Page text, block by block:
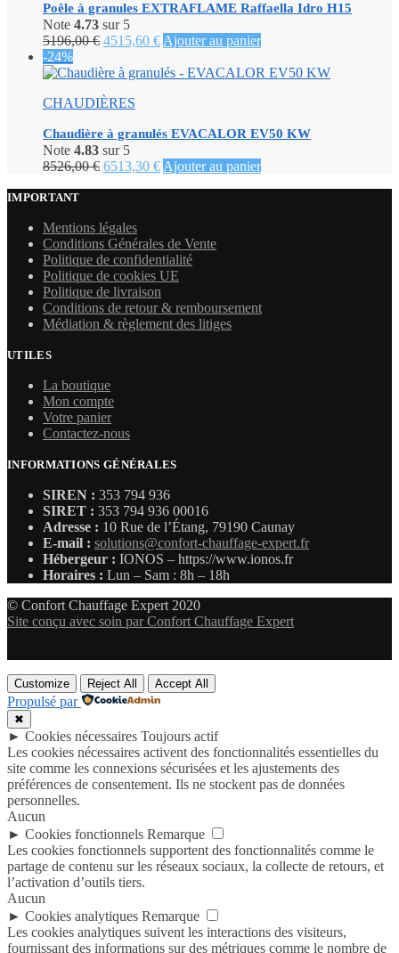
Poêle à granules EXTRAFLAME Raffaella Idro H15
Note 4.73 sur 5
5196,00€ Le
initial
5196,00 €.
4515,60 €Le
actuel
Ajouter au panier
-24%
CHAUDIÈRES
Chaudière à granulés EVACALOR EV50 KW
Note 4.83 sur 5
8526,00€ Le
8526,00 €.
6513,30 €Le
Ajouter au panier
IMPORTANT
Mentions légales
Conditions Générales de Vente
Politique de confidentialité
Politique de cookies UE
Politique de livraison
Conditions de retour & remboursement
Médiation & règlement des litiges
UTILES
La boutique
Mon compte
Votre panier
Contactez-nous
INFORMATIONS GÉNÉRALES
SIREN : 353 794 936
SIRET : 353 794 936 00016
Adresse : 10 Rue de l’Étang, 79190 Caunay
E-mail : solutions@confort-chauffage-expert.fr
Hébergeur : IONOS – https://www.ionos.fr
Horaires : Lun – Sam : 8h – 18h
© Confort Chauffage Expert 2020
Site conçu avec soin par Confort Chauffage Expert
Customize Reject All Accept All
Propulsé par
✖
► Cookies nécessaires Toujours actif
Les cookies nécessaires activent des fonctionnalités essentielles du
site comme les connexions sécurisées et les ajustements des
préférences de consentement. Ils ne stockent pas de données
personnelles.
Aucun
► Cookies fonctionnels Remarque
Les cookies fonctionnels supportent des fonctionnalités comme le
partage de contenu sur les réseaux sociaux, la collecte de retours, et
l’activation d’outils tiers.
Aucun
► Cookies analytiques Remarque
Les cookies analytiques suivent les interactions des visiteurs,
fournissant des informations sur des métriques comme le nombre de